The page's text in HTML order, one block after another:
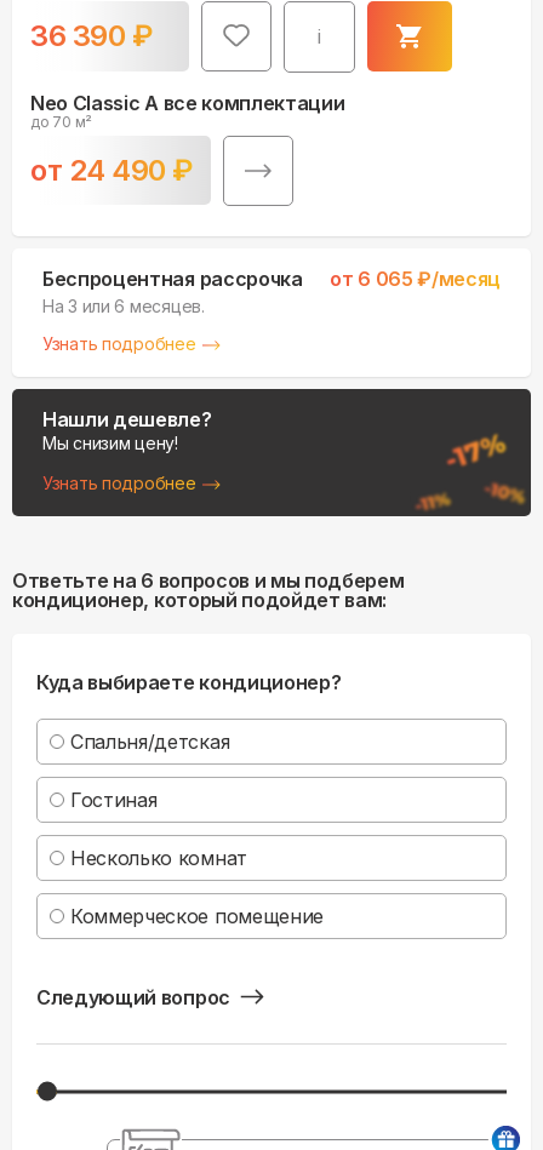
36 390 ₽ i
Neo Classic A все комплектации
до 70 м²
от 24 490 ₽
Беспроцентная рассрочка от 6 065 ₽/месяц
На 3 или 6 месяцев.
Узнать подробнее
Нашли дешевле?
Мы снизим цену!
Узнать подробнее
Ответьте на 6 вопросов и мы подберем
кондиционер, который подойдет вам:
Куда выбираете кондиционер?
Спальня/детская
Гостиная
Несколько комнат
Коммерческое помещение
Следующий вопрос